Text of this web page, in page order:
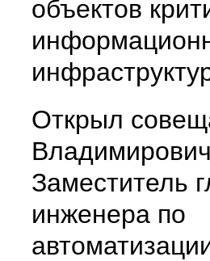
объектов
Открыл
Заместитель
инженера по